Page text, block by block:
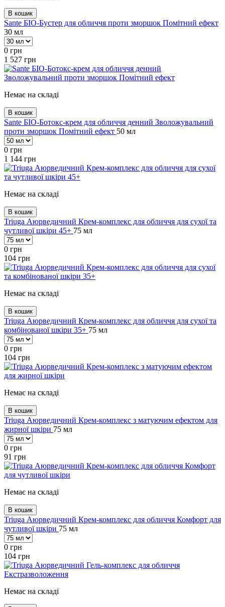
В кошик
Sante БІО-Бустер для обличчя проти зморшок Помітний ефект
30 мл
0 грн
1 527 грн
Немає на складі
В кошик
Sante БІО-Ботокс-крем для обличчя денний Зволожувальний
проти зморшок Помітний ефект 50 мл
0 грн
1 144 грн
Немає на складі
В кошик
Triuga Аюрведичний Крем-комплекс для обличчя для сухої та
чутливої шкіри 45+ 75 мл
0 грн
104 грн
Немає на складі
В кошик
Triuga Аюрведичний Крем-комплекс для обличчя для сухої та
комбінованої шкіри 35+ 75 мл
0 грн
104 грн
Немає на складі
В кошик
Triuga Аюрведичний Крем-комплекс з матуючим ефектом для
жирної шкіри 75 мл
0 грн
91 грн
Немає на складі
В кошик
Triuga Аюрведичний Крем-комплекс для обличчя Комфорт для
чутливої шкіри 75 мл
0 грн
104 грн
Немає на складі